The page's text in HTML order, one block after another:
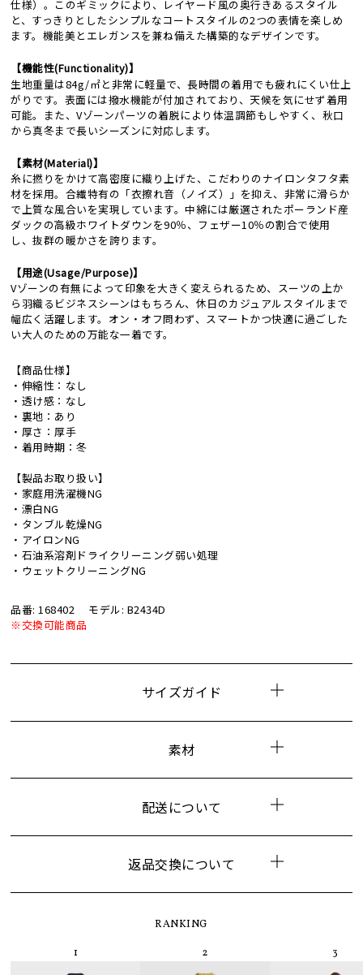
仕様）。このギミックにより、レイヤード風の奥行きあるスタイル
と、すっきりとしたシンプルなコートスタイルの2つの表情を楽しめ
ます。機能美とエレガンスを兼ね備えた構築的なデザインです。
【機能性(Functionality)】
生地重量は84g/㎡と非常に軽量で、長時間の着用でも疲れにくい仕上
がりです。表面には撥水機能が付加されており、天候を気にせず着用
可能。また、Vゾーンパーツの着脱により体温調節もしやすく、秋口
から真冬まで長いシーズンに対応します。
【素材(Material)】
糸に撚りをかけて高密度に織り上げた、こだわりのナイロンタフタ素
材を採用。合繊特有の「衣擦れ音（ノイズ）」を抑え、非常に滑らか
で上質な風合いを実現しています。中綿には厳選されたポーランド産
ダックの高級ホワイトダウンを90％、フェザー10％の割合で使用
し、抜群の暖かさを誇ります。
【用途(Usage/Purpose)】
Vゾーンの有無によって印象を大きく変えられるため、スーツの上か
ら羽織るビジネスシーンはもちろん、休日のカジュアルスタイルまで
幅広く活躍します。オン・オフ問わず、スマートかつ快適に過ごした
い大人のための万能な一着です。
【商品仕様】
・伸縮性：なし
・透け感：なし
・裏地：あり
・厚さ：厚手
・着用時期：冬
【製品お取り扱い】
・家庭用洗濯機NG
・漂白NG
・タンブル乾燥NG
・アイロンNG
・石油系溶剤ドライクリーニング弱い処理
・ウェットクリーニングNG
品番: 168402
モデル: B2434D
※交換可能商品
サイズガイド
素材
配送について
返品交換について
RANKING